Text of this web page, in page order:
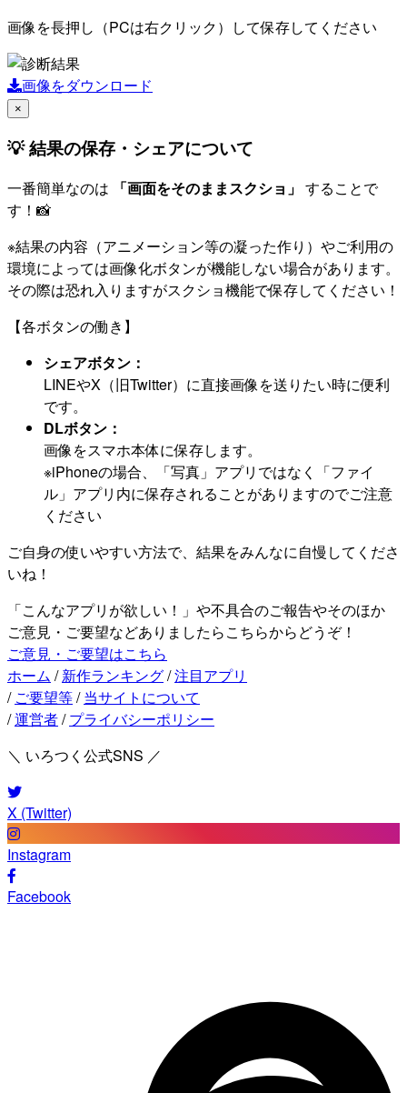
画像を長押し（PCは右クリック）して保存してください
画像をダウンロード
×
💡 結果の保存・シェアについて
一番簡単なのは 「画面をそのままスクショ」 することで
す！📸
※結果の内容（アニメーション等の凝った作り）やご利用の
環境によっては画像化ボタンが機能しない場合があります。
その際は恐れ入りますがスクショ機能で保存してください！
【各ボタンの働き】
シェアボタン：
LINEやX（旧Twitter）に直接画像を送りたい時に便利
です。
DLボタン：
画像をスマホ本体に保存します。
※iPhoneの場合、「写真」アプリではなく「ファイ
ル」アプリ内に保存されることがありますのでご注意
ください
ご自身の使いやすい方法で、結果をみんなに自慢してくださ
いね！
「こんなアプリが欲しい！」や不具合のご報告やそのほか
ご意見・ご要望などありましたらこちらからどうぞ！
ご意見・ご要望はこちら
ホーム / 新作ランキング/注目アプリ
/ ご要望等/ 当サイトについて
/運営者/ プライバシーポリシー
＼ いろつく公式SNS ／
X (Twitter)
Instagram
Facebook